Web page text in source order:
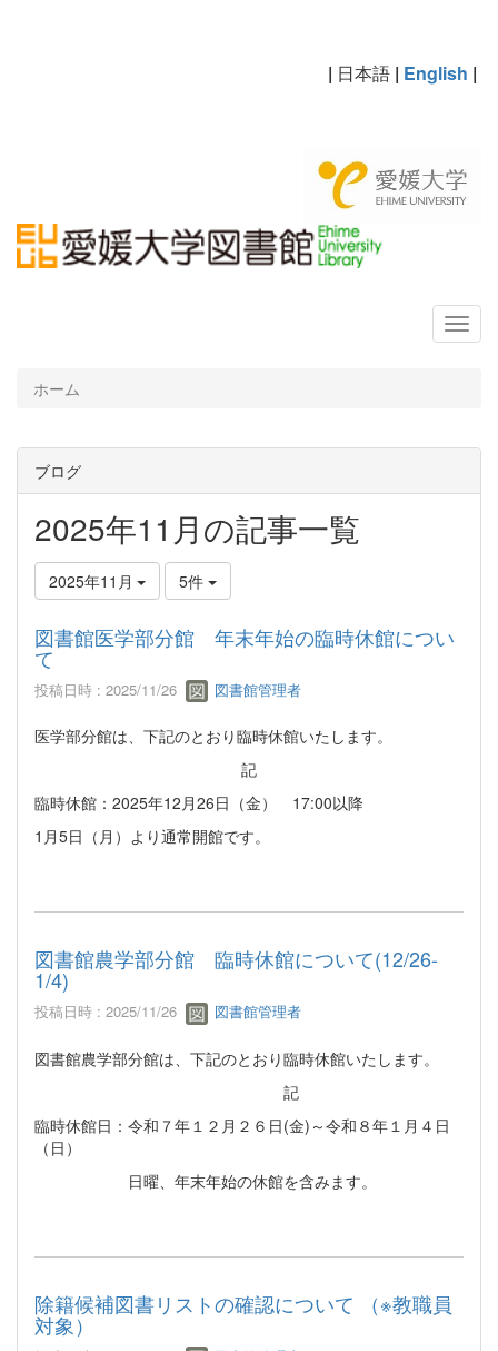
| 日本語 | English |
ホーム
ブログ
2025年11月の記事一覧
2025年11月 5件
図書館医学部分館 年末年始の臨時休館につい
て
投稿日時 : 2025/11/26 図書館管理者
医学部分館は、下記のとおり臨時休館いたします。
記
臨時休館：2025年12月26日（金） 17:00以降
1月5日（月）より通常開館です。
図書館農学部分館 臨時休館について(12/26-
1/4)
投稿日時 : 2025/11/26 図書館管理者
図書館農学部分館は、下記のとおり臨時休館いたします。
記
臨時休館日：令和７年１２月２６日(金)～令和８年１月４日
（日）
日曜、年末年始の休館を含みます。
除籍候補図書リストの確認について （※教職員
対象）